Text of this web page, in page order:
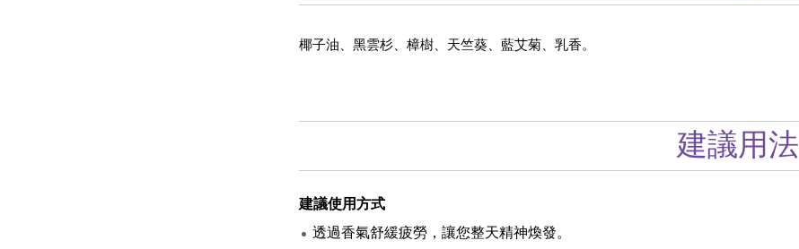
椰子油、黑雲杉、樟樹、天竺葵、藍艾菊、乳香。
建議用法
建議使用方式
透過香氣舒緩疲勞，讓您整天精神煥發。